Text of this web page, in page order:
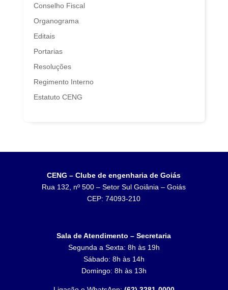
Conselho Fiscal
Organograma
Editais
Portarias
Resoluções
Regimento Interno
Estatuto CENG
CENG – Clube de engenharia de Goiás
Rua 132, nº 500 – Setor Sul Goiânia – Goiás
CEP: 74093-210
Sala de Atendimento – Secretaria
Segunda a Sexta: 8h às 19h
Sábado: 8h às 14h
Domingo: 8h às 13h